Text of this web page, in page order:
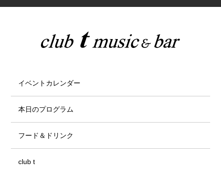
イベントカレンダー
本日のプログラム
フード＆ドリンク
club t